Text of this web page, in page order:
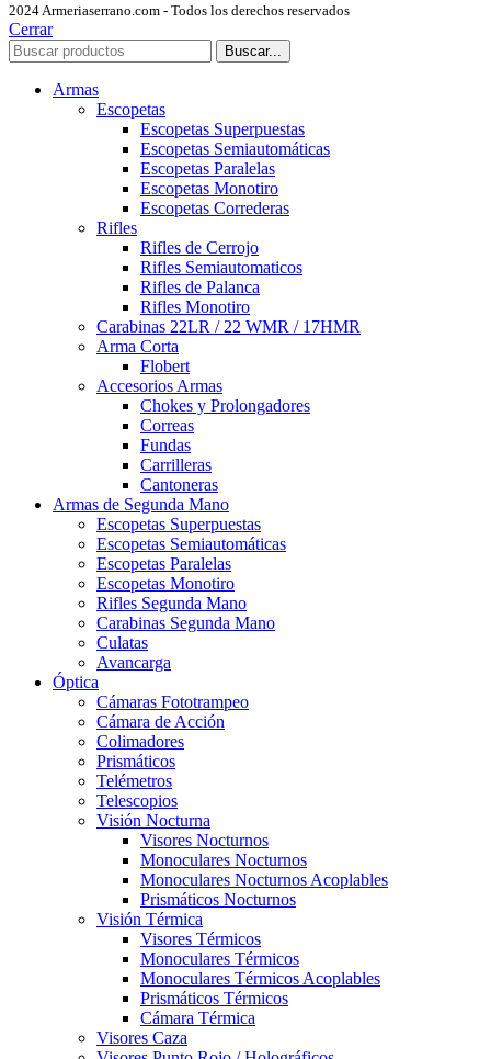
2024 Armeriaserrano.com - Todos los derechos reservados
Cerrar
Buscar...
Armas
Escopetas
Escopetas Superpuestas
Escopetas Semiautomáticas
Escopetas Paralelas
Escopetas Monotiro
Escopetas Correderas
Rifles
Rifles de Cerrojo
Rifles Semiautomaticos
Rifles de Palanca
Rifles Monotiro
Carabinas 22LR / 22 WMR / 17HMR
Arma Corta
Flobert
Accesorios Armas
Chokes y Prolongadores
Correas
Fundas
Carrilleras
Cantoneras
Armas de Segunda Mano
Escopetas Superpuestas
Escopetas Semiautomáticas
Escopetas Paralelas
Escopetas Monotiro
Rifles Segunda Mano
Carabinas Segunda Mano
Culatas
Avancarga
Óptica
Cámaras Fototrampeo
Cámara de Acción
Colimadores
Prismáticos
Telémetros
Telescopios
Visión Nocturna
Visores Nocturnos
Monoculares Nocturnos
Monoculares Nocturnos Acoplables
Prismáticos Nocturnos
Visión Térmica
Visores Térmicos
Monoculares Térmicos
Monoculares Térmicos Acoplables
Prismáticos Térmicos
Cámara Térmica
Visores Caza